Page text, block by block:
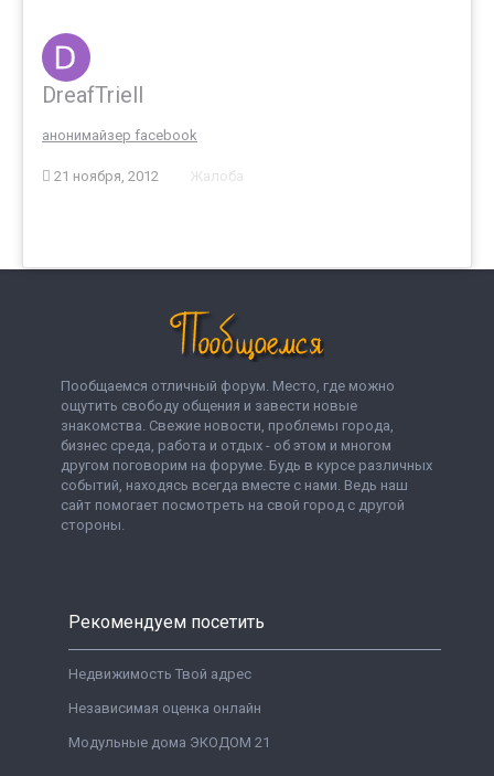
DreafTriell
анонимайзер facebook
21 ноября, 2012 Жалоба
Пообщаемся отличный форум. Место, где можно
ощутить свободу общения и завести новые
знакомства. Свежие новости, проблемы города,
бизнес среда, работа и отдых - об этом и многом
другом поговорим на форуме. Будь в курсе различных
событий, находясь всегда вместе с нами. Ведь наш
сайт помогает посмотреть на свой город с другой
стороны.
Рекомендуем посетить
Недвижимость Твой адрес
Независимая оценка онлайн
Модульные дома ЭКОДОМ 21